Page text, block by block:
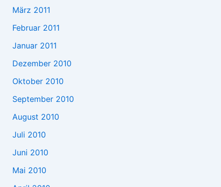
März 2011
Februar 2011
Januar 2011
Dezember 2010
Oktober 2010
September 2010
August 2010
Juli 2010
Juni 2010
Mai 2010